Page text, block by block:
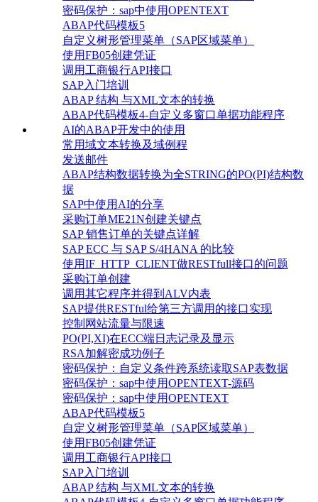
密码保护：sap中使用OPENTEXT
ABAP代码模板5
自定义树形管理菜单（SAP区域菜单）
使用FB05创建凭证
调用工商银行API接口
SAP入门培训
ABAP 结构 与XML文本的转换
ABAP代码模板4-自定义多窗口单据功能程序
AI的ABAP开发中的使用
常用域文本转换及域例程
发送邮件
ABAP结构数据转换为全STRING的PO(PI)结构数
据
SAP中使用AI的分享
采购订单ME21N创建关键点
SAP 销售订单的关键点详解
SAP ECC 与 SAP S/4HANA 的比较
使用IF_HTTP_CLIENT做RESTfull接口的问题
采购订单创建
调用其它程序并得到ALV内表
SAP提供RESTful给第三方调用的接口实现
控制网站流量与限速
PO(PI,XI)在ECC端日志记录及显示
RSA加解密成功例子
密码保护：自定义条件跨系统读取SAP表数据
密码保护：sap中使用OPENTEXT-源码
密码保护：sap中使用OPENTEXT
ABAP代码模板5
自定义树形管理菜单（SAP区域菜单）
使用FB05创建凭证
调用工商银行API接口
SAP入门培训
ABAP 结构 与XML文本的转换